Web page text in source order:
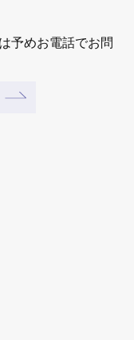
予めお電話でお問